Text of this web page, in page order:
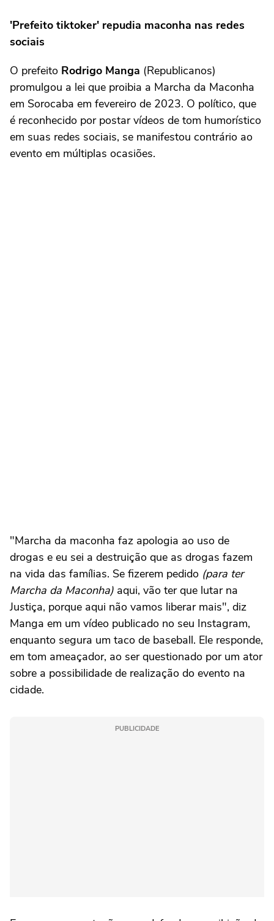
'Prefeito tiktoker' repudia maconha nas redes
sociais
O prefeito Rodrigo Manga (Republicanos)
promulgou a lei que proibia a Marcha da Maconha
em Sorocaba em fevereiro de 2023. O político, que
é reconhecido por postar vídeos de tom humorístico
em suas redes sociais, se manifestou contrário ao
evento em múltiplas ocasiões.
"Marcha da maconha faz apologia ao uso de
drogas e eu sei a destruição que as drogas fazem
na vida das famílias. Se fizerem pedido (para ter
Marcha da Maconha) aqui, vão ter que lutar na
Justiça, porque aqui não vamos liberar mais", diz
Manga em um vídeo publicado no seu Instagram,
enquanto segura um taco de baseball. Ele responde,
em tom ameaçador, ao ser questionado por um ator
sobre a possibilidade de realização do evento na
cidade.
PUBLICIDADE